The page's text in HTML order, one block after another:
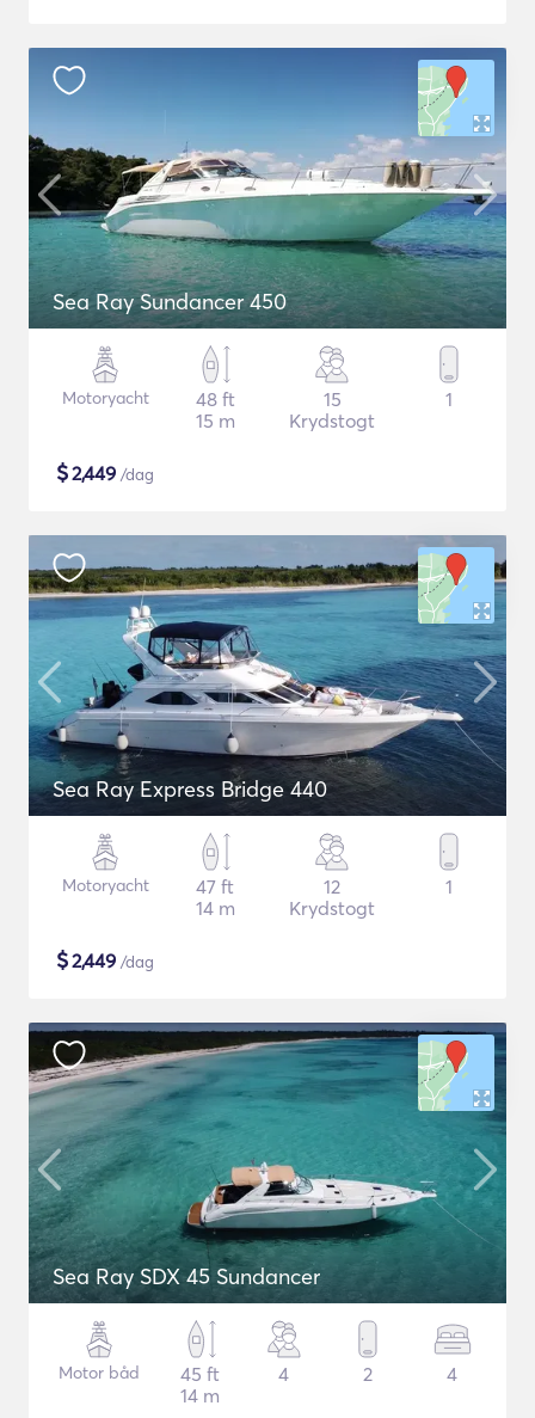
Sea Ray Sundancer 450
Motoryacht
48 ft
15 m
15
Krydstogt
1
$2,449 /dag
Sea Ray Express Bridge 440
Motoryacht
47 ft
14 m
12
Krydstogt
1
$2,449 /dag
Sea Ray SDX 45 Sundancer
Motor båd
45 ft
14 m
4 2 4